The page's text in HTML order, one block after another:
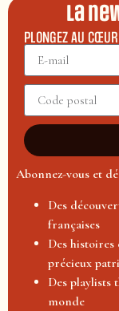
La
PLONGEZ AU
Abonnez-vous et
Des
françaises
Des
précieux
Des playlists
monde